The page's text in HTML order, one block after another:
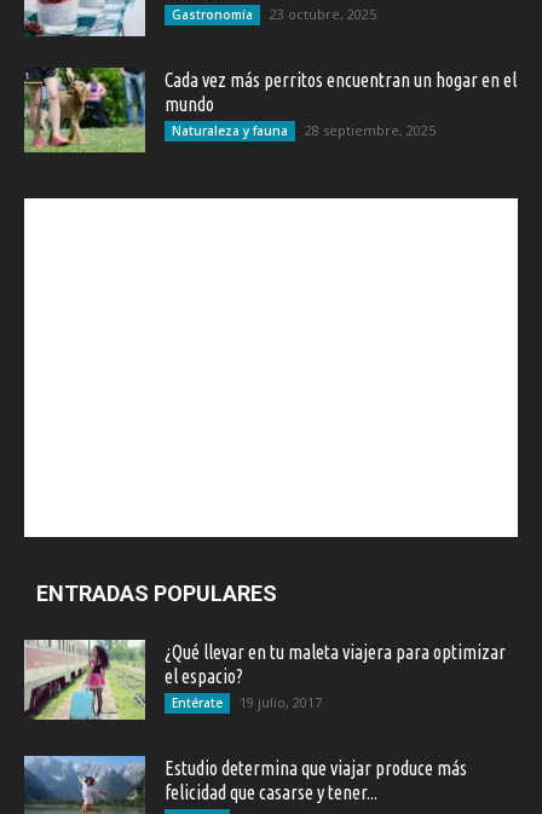
Gastronomía 23 octubre, 2025
Cada vez más perritos encuentran un hogar en el
mundo
Naturaleza y fauna 28 septiembre, 2025
ENTRADAS POPULARES
¿Qué llevar en tu maleta viajera para optimizar
el espacio?
Entérate 19 julio, 2017
Estudio determina que viajar produce más
felicidad que casarse y tener...